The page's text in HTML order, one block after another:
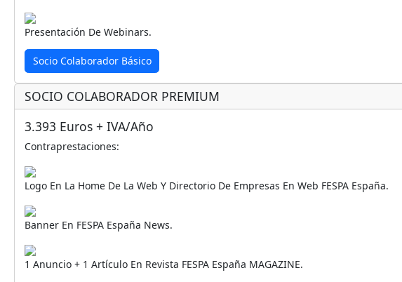
Presentación De Webinars.
Socio Colaborador Básico
SOCIO COLABORADOR PREMIUM
3.393 Euros + IVA/año
Contraprestaciones:
Logo En La Home De La Web Y Directorio De Empresas En Web FESPA España.
Banner En FESPA España News.
1 Anuncio + 1 Artículo En Revista FESPA España MAGAZINE.